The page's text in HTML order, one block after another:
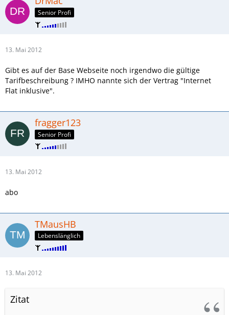
Senior Profi
13. Mai 2012
Gibt es auf der Base Webseite noch irgendwo die gültige
Tarifbeschreibung ? IMHO nannte sich der Vertrag "Internet
Flat inklusive".
fragger123
Senior Profi
13. Mai 2012
abo
TMausHB
Lebenslänglich
13. Mai 2012
Zitat